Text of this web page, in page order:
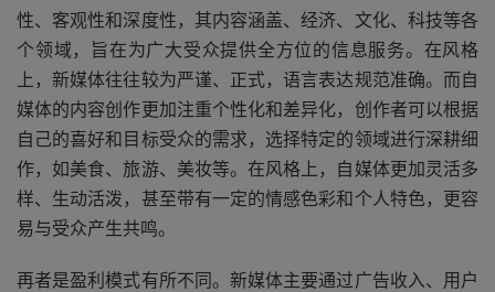
性、客观性和深度性，其内容涵盖、经济、文化、科技等各
个领域，旨在为广大受众提供全方位的信息服务。在风格
上，新媒体往往较为严谨、正式，语言表达规范准确。而自
媒体的内容创作更加注重个性化和差异化，创作者可以根据
自己的喜好和目标受众的需求，选择特定的领域进行深耕细
作，如美食、旅游、美妆等。在风格上，自媒体更加灵活多
样、生动活泼，甚至带有一定的情感色彩和个人特色，更容
易与受众产生共鸣。
再者是盈利模式有所不同。新媒体主要通过广告收入、用户